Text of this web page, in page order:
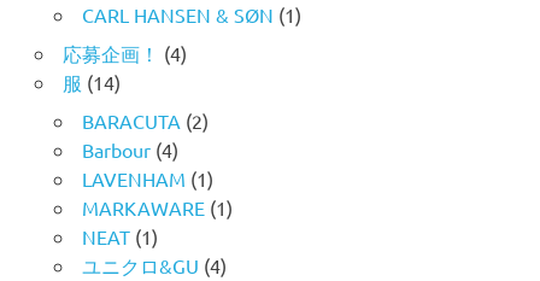
CARL HANSEN & SØN (1)
応募企画！ (4)
服 (14)
BARACUTA (2)
Barbour(4)
LAVENHAM (1)
MARKAWARE(1)
NEAT(1)
ユニクロ&GU (4)